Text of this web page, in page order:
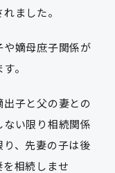
ました。
嫡母庶子関係が
。
子と父の妻との
い限り相続関係
、先妻の子は後
相続しませ